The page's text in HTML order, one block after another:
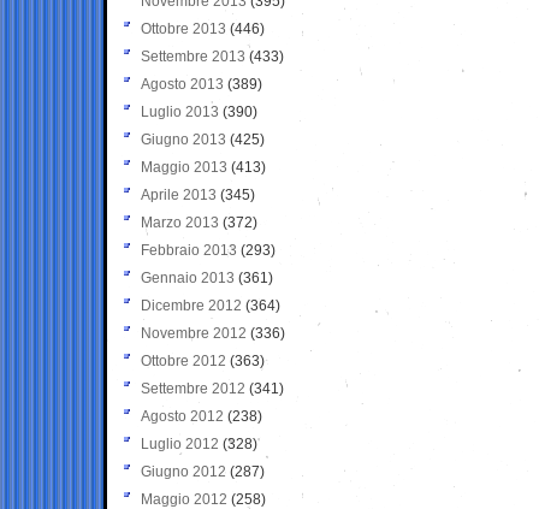
Ottobre 2013 (446)
Settembre 2013 (433)
Agosto 2013 (389)
Luglio 2013 (390)
Giugno 2013 (425)
Maggio 2013 (413)
Aprile 2013 (345)
Marzo 2013 (372)
Febbraio 2013 (293)
Gennaio 2013 (361)
Dicembre 2012 (364)
Novembre 2012 (336)
Ottobre 2012 (363)
Settembre 2012 (341)
Agosto 2012 (238)
Luglio 2012 (328)
Giugno 2012 (287)
Maggio 2012 (258)